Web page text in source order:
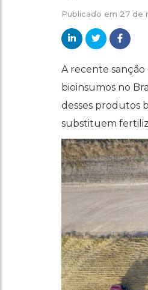
Publicado em 27 de
A recente
bioinsumos no
desses produtos
substituem